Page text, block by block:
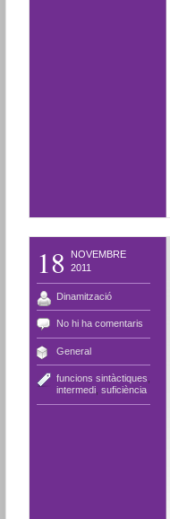
18
NOVEMBRE
2011
Dinamització
No hi ha comentaris
General
funcions sintàctiques,
intermedi, suficiència